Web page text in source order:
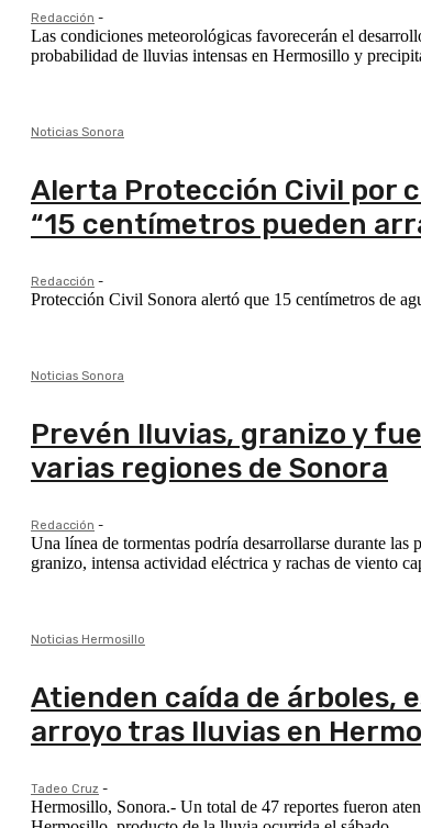
Redacción -
Las condiciones meteorológicas favorecerán el
probabilidad de lluvias intensas en Hermosillo y
Noticias Sonora
Alerta Protección Civil por
“15 centímetros pueden
Redacción -
Protección Civil Sonora alertó que 15 centímetros de
Noticias Sonora
Prevén lluvias, granizo y
varias regiones de Sonora
Redacción -
Una línea de tormentas podría desarrollarse durante
granizo, intensa actividad eléctrica y rachas de viento
Noticias Hermosillo
Atienden caída de árboles,
arroyo tras lluvias en
Tadeo Cruz -
Hermosillo, Sonora.- Un total de 47 reportes fueron